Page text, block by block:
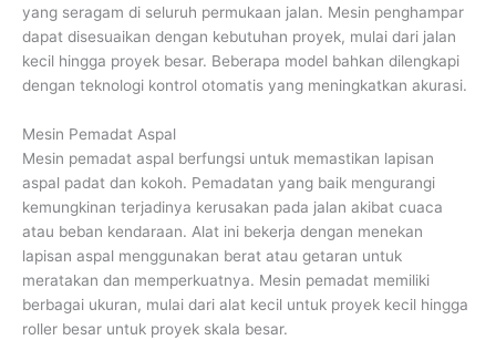
yang seragam di seluruh permukaan jalan. Mesin penghampar
dapat disesuaikan dengan kebutuhan proyek, mulai dari jalan
kecil hingga proyek besar. Beberapa model bahkan dilengkapi
dengan teknologi kontrol otomatis yang meningkatkan akurasi.
Mesin Pemadat Aspal
Mesin pemadat aspal berfungsi untuk memastikan lapisan
aspal padat dan kokoh. Pemadatan yang baik mengurangi
kemungkinan terjadinya kerusakan pada jalan akibat cuaca
atau beban kendaraan. Alat ini bekerja dengan menekan
lapisan aspal menggunakan berat atau getaran untuk
meratakan dan memperkuatnya. Mesin pemadat memiliki
berbagai ukuran, mulai dari alat kecil untuk proyek kecil hingga
roller besar untuk proyek skala besar.